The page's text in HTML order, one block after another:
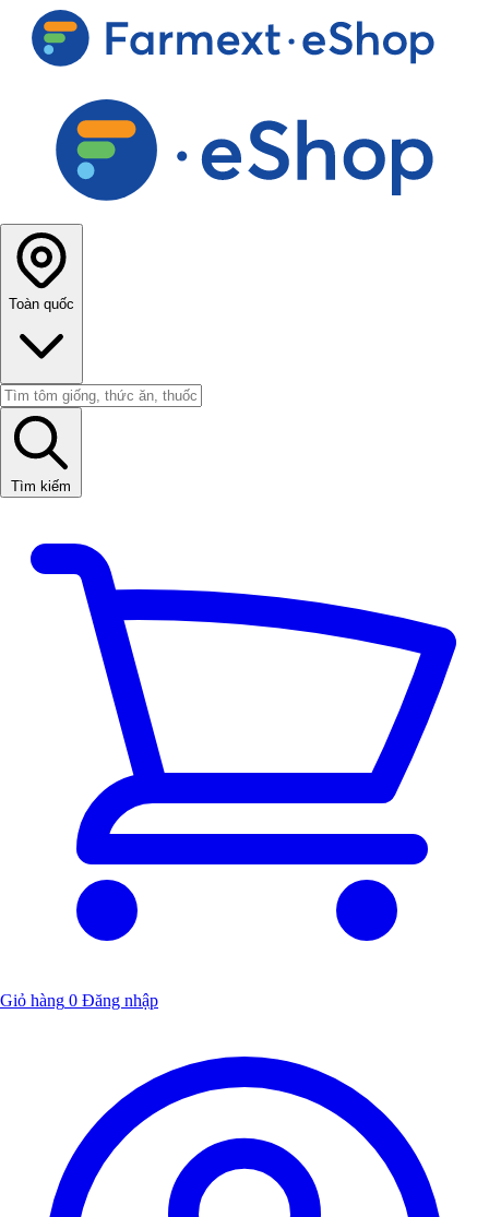
Toàn quốc
Tìm kiếm
Giỏ hàng 0 Đăng nhập